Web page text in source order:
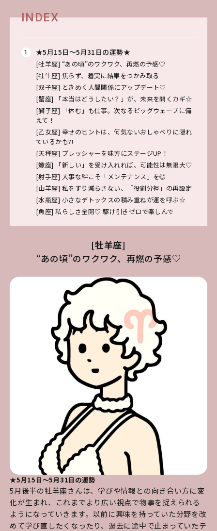
INDEX
★5月15日～5月31日の運勢★
[牡羊座] “あの頃”のワクワク、再燃の予感♡
[牡牛座] 焦らず、着実に結果をつかみ取る
[双子座] ときめく人間関係にアップデート♡
[蟹座] 「本当はどうしたい？」が、未来を開くカギ☆
[獅子座] 「休む」も仕事。次なるビッグウェーブに備
えて！
[乙女座] 幸せのヒントは、何気ないおしゃべりに隠れ
ているかも?!
[天秤座] プレッシャーを味方にステージUP！
[蠍座] 「新しい」を受け入れれば、可能性は無限大♡
[射手座] 大事な絆こそ「メンテナンス」を◎
[山羊座] 私をすり減らさない、「役割分担」の再設定
[水瓶座] 小さなデトックスの積み重ねが運を呼ぶ☆
[魚座] 私らしさ全開♡ 駆け引きゼロで楽しんで
[牡羊座]
“あの頃”のワクワク、再燃の予感♡
★5月15日～5月31日の運勢
5月後半の牡羊座さんは、学びや情報との向き合い方に変
化が生まれ、これまでより広い視点で物事を捉えられる
ようになっていきます。以前に興味を持っていた分野を改
めて学び直したくなったり、過去に途中で止まっていたテ